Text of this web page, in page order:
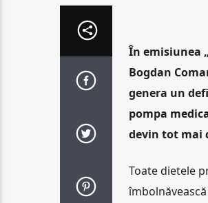
În emisiunea
Bogdan
genera un
pompa
devin tot mai
Toate dietele